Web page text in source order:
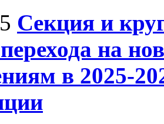
Секция и
на
в 2025-